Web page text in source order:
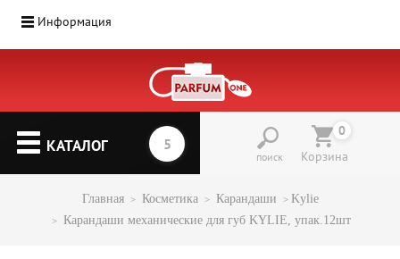
Информация
КАТАЛОГ
поиск
0
Корзина
Главная Косметика Карандаши
Kylie
Карандаши механические для губ KYLIE, упак.12шт